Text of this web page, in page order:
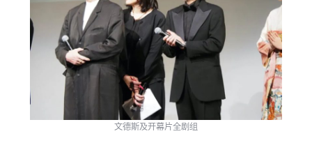
文德斯及开幕片全剧组